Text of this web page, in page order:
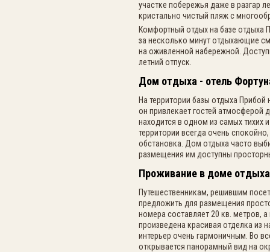
участке побережья даже в разгар
кристально чистый пляж с
Комфортный отдых на базе отдыха
за несколько минут отдыхающие
на оживленной набережной.
летний отпуск.
Дом отдыха - отель
На территории базы отдыха Прибой
он привлекает гостей атмосферой
находится в одном из самых тихих
территории всегда очень
обстановка. Дом отдыха часто
размещения им доступны
Проживание в доме
Путешественникам, решившим
предложить для размещения
номера составляет 20 кв. метров,
произведена красивая отделка из
интерьер очень гармоничным. Во
открывается панорамный вид на